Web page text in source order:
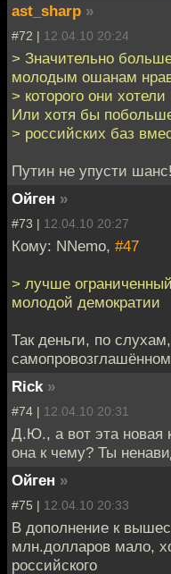
ast_sharp »
#72 | 12.04.10 20:24
> Значительно
молодым ошанам
> которого они
Или хотя бы
> российских баз
Путин не упусти шанс!
Ойген »
#73 | 12.04.10 20:27
Кому: NNemo, #47
> лучше
молодой демократии
Так деньги, по
Riсk »
#74 | 12.04.10 20:31
Д.Ю., а вот эта новая
она к чему? Ты
Ойген »
#75 | 12.04.10 20:33
В дополнение к
млн.долларов мало,
российского